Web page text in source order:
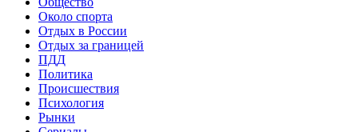
Около спорта
Отдых в России
Отдых за границей
ПДД
Политика
Происшествия
Психология
Рынки